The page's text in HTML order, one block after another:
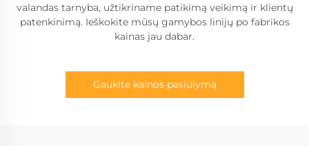
valandas tarnyba, užtikriname patikimą veikimą ir klientų
patenkinimą. Ieškokite mūsų gamybos linijų po fabrikos
kainas jau dabar.
Gaukite kainos pasiūlymą